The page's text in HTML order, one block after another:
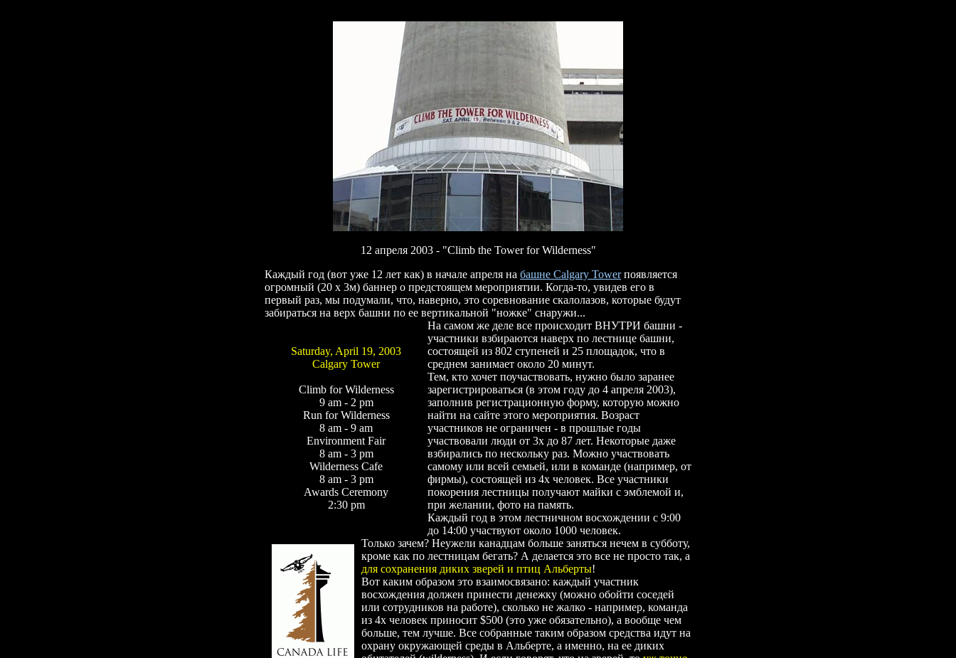
12 апреля 2003 - "Climb the Tower for Wilderness"
Каждый год (вот уже 12 лет как) в начале апреля на башне Calgary Towerпоявляется
огромный (20 х 3м) баннер о предстоящем мероприятии. Когда-то, увидев его в
первый раз, мы подумали, что, наверно, это соревнование скалолазов, которые будут
забираться на верх башни по ее вертикальной "ножке" снаружи...
Saturday, April 19, 2003
Calgary Tower
Climb for Wilderness
9 am - 2 pm
Run for Wilderness
8 am - 9 am
Environment Fair
8 am - 3 pm
Wilderness Cafe
8 am - 3 pm
Awards Ceremony
2:30 pm
На самом же деле все происходит ВНУТРИ башни -
участники взбираются наверх по лестнице башни,
состоящей из 802 ступеней и 25 площадок, что в
среднем занимает около 20 минут.
Тем, кто хочет поучаствовать, нужно было заранее
зарегистрироваться (в этом году до 4 апреля 2003),
заполнив регистрационную форму, которую можно
найти на сайте этого мероприятия. Возраст
участников не ограничен - в прошлые годы
участвовали люди от 3х до 87 лет. Некоторые даже
взбирались по нескольку раз. Можно участвовать
самому или всей семьей, или в команде (например, от
фирмы), состоящей из 4х человек. Все участники
покорения лестницы получают майки с эмблемой и,
при желании, фото на память.
Каждый год в этом лестничном восхождении с 9:00
до 14:00 участвуют около 1000 человек.
Только зачем? Неужели канадцам больше заняться нечем в субботу,
кроме как по лестницам бегать? А делается это все не просто так, а
для сохранения диких зверей и птиц Альберты!
Вот каким образом это взаимосвязано: каждый участник
восхождения должен принести денежку (можно обойти соседей
или сотрудников на работе), сколько не жалко - например, команда
из 4х человек приносит $500 (это уже обязательно), а вообще чем
больше, тем лучше. Все собранные таким образом средства идут на
охрану окружающей среды в Альберте, а именно, на ее диких